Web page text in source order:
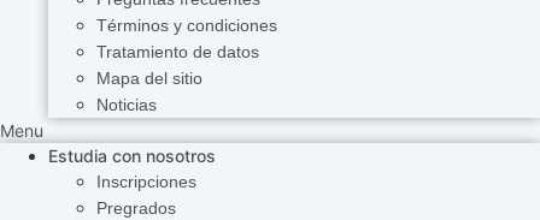
Términos y condiciones
Tratamiento de datos
Mapa del sitio
Noticias
Menu
Estudia con nosotros
Inscripciones
Pregrados